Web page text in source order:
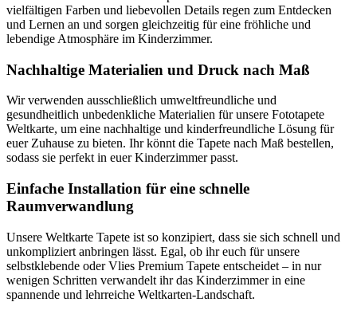
vielfältigen Farben und liebevollen Details regen zum Entdecken
und Lernen an und sorgen gleichzeitig für eine fröhliche und
lebendige Atmosphäre im Kinderzimmer.
Nachhaltige Materialien und Druck nach Maß
Wir verwenden ausschließlich umweltfreundliche und
gesundheitlich unbedenkliche Materialien für unsere Fototapete
Weltkarte, um eine nachhaltige und kinderfreundliche Lösung für
euer Zuhause zu bieten. Ihr könnt die Tapete nach Maß bestellen,
sodass sie perfekt in euer Kinderzimmer passt.
Einfache Installation für eine schnelle
Raumverwandlung
Unsere Weltkarte Tapete ist so konzipiert, dass sie sich schnell und
unkompliziert anbringen lässt. Egal, ob ihr euch für unsere
selbstklebende oder Vlies Premium Tapete entscheidet – in nur
wenigen Schritten verwandelt ihr das Kinderzimmer in eine
spannende und lehrreiche Weltkarten-Landschaft.